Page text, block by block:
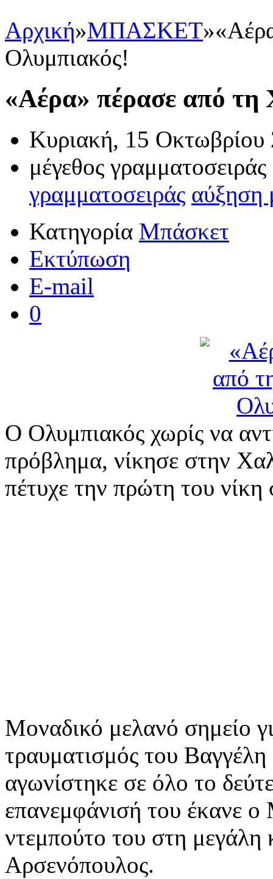
Αρχική»ΜΠΑΣΚΕΤ»
Ολυμπιακός!
«Αέρα» πέρασε από τη
Κυριακή, 15
μέγεθος γραμματοσειράς
γραμματοσειράς αύξηση
Κατηγορία Μπάσκετ
Εκτύπωση
E-mail
0
Ο Ολυμπιακός χωρίς να
πρόβλημα, νίκησε στην
πέτυχε την πρώτη του
Μοναδικό μελανό σημείο
τραυματισμός του
αγωνίστηκε σε όλο το
επανεμφάνισή του έκανε
ντεμπούτο του στη μεγάλη
Αρσενόπουλος.